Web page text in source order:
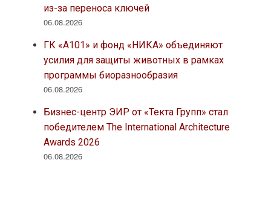
из-за переноса ключей
06.08.2026
ГК «А101» и фонд «НИКА» объединяют
усилия для защиты животных в рамках
программы биоразнообразия
06.08.2026
Бизнес-центр ЭИР от «Текта Групп» стал
победителем The International Architecture
Awards 2026
06.08.2026